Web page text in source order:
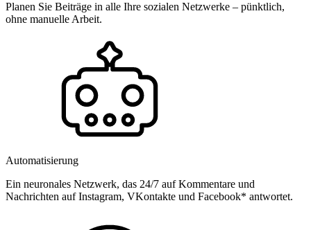
Planen Sie Beiträge in alle Ihre sozialen Netzwerke – pünktlich,
ohne manuelle Arbeit.
Automatisierung
Ein neuronales Netzwerk, das 24/7 auf Kommentare und
Nachrichten auf Instagram, VKontakte und Facebook* antwortet.